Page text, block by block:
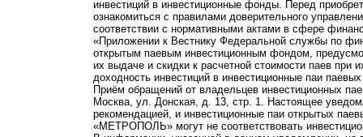
инвестиций в инвестиционные фонды. Перед
ознакомиться с правилами доверительного
соответствии с нормативными актами в сфере
«Приложении к Вестнику Федеральной службы по
открытым паевым инвестиционным фондом,
их выдаче и скидки к расчетной стоимости паев при
доходность инвестиций в инвестиционные паи
Приём обращений от владельцев инвестиционных
Москва, ул. Донская, д. 13, стр. 1. Настоящее
рекомендацией, и инвестиционные паи открытых
«МЕТРОПОЛЬ» могут не соответствовать